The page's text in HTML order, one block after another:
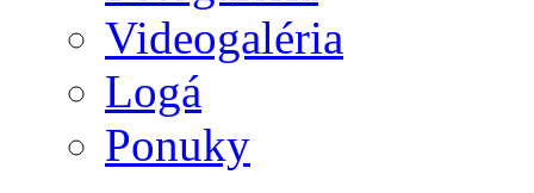
Videogaléria
Logá
Ponuky